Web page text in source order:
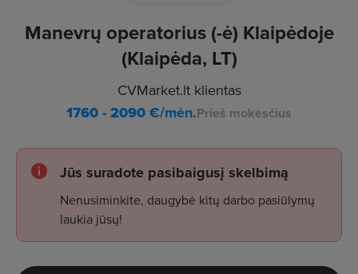
Manevrų operatorius (-ė) Klaipėdoje
(Klaipėda, LT)
CVMarket.lt klientas
1760 - 2090€/mėn.Prieš mokesčius
Jūs suradote pasibaigusį skelbimą
Nenusiminkite, daugybė kitų darbo pasiūlymų
laukia jūsų!